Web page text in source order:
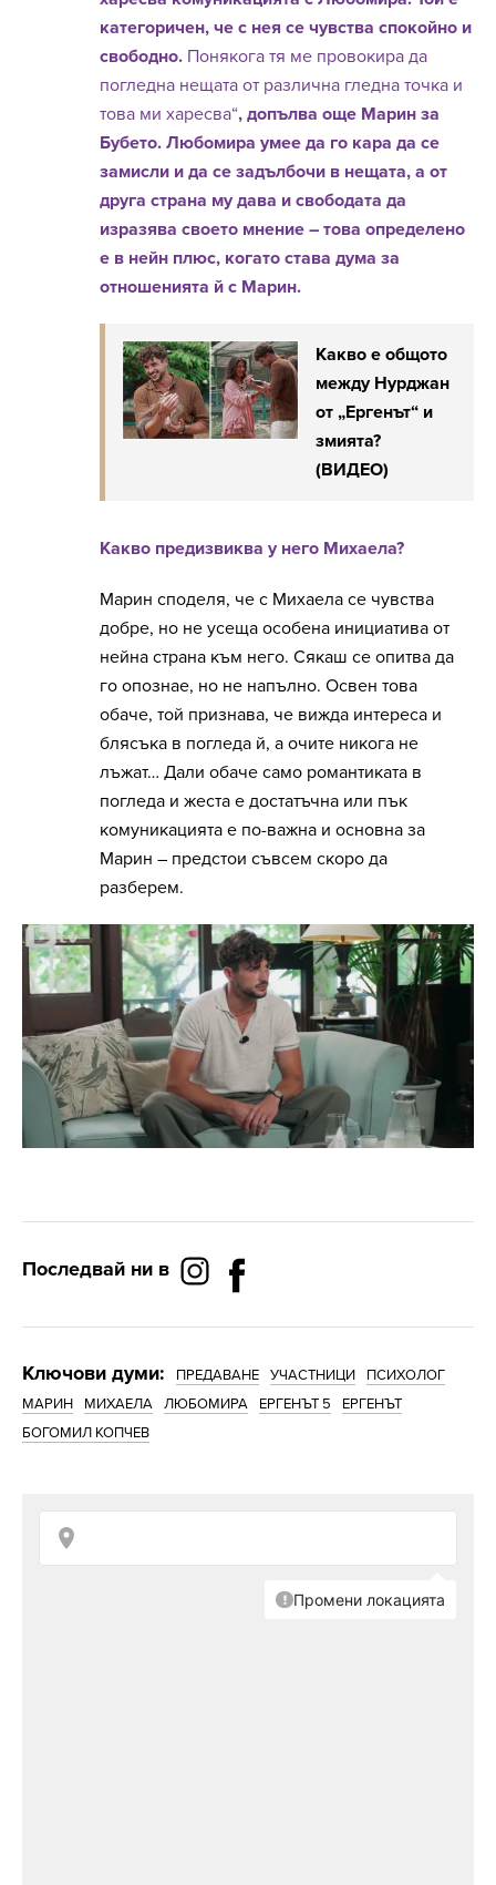
категоричен, че с нея се чувства спокойно и
свободно. Понякога тя ме провокира да
погледна нещата от различна гледна точка и
това ми харесва“, допълва още Марин за
Бубето. Любомира умее да го кара да се
замисли и да се задълбочи в нещата, а от
друга страна му дава и свободата да
изразява своето мнение – това определено
е в нейн плюс, когато става дума за
отношенията й с Марин.
Какво е общото
между Нурджан
от „Ергенът“ и
змията?
(ВИДЕО)
Какво предизвиква у него Михаела?
Марин споделя, че с Михаела се чувства
добре, но не усеща особена инициатива от
нейна страна към него. Сякаш се опитва да
го опознае, но не напълно. Освен това
обаче, той признава, че вижда интереса и
блясъка в погледа й, а очите никога не
лъжат… Дали обаче само романтиката в
погледа и жеста е достатъчна или пък
комуникацията е по-важна и основна за
Марин – предстои съвсем скоро да
разберем.
Последвай ни в
Ключови думи: ПРЕДАВАНЕ УЧАСТНИЦИ
ПСИХОЛОГ
МАРИН
МИХАЕЛА ЛЮБОМИРА ЕРГЕНЪТ 5
ЕРГЕНЪТ
БОГОМИЛ КОПЧЕВ